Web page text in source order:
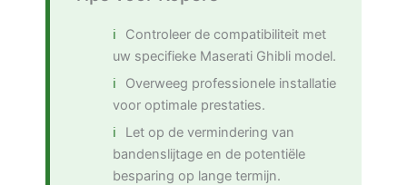
Controleer de compatibiliteit met
uw specifieke Maserati Ghibli model.
Overweeg professionele installatie
voor optimale prestaties.
Let op de vermindering van
bandenslijtage en de potentiële
besparing op lange termijn.